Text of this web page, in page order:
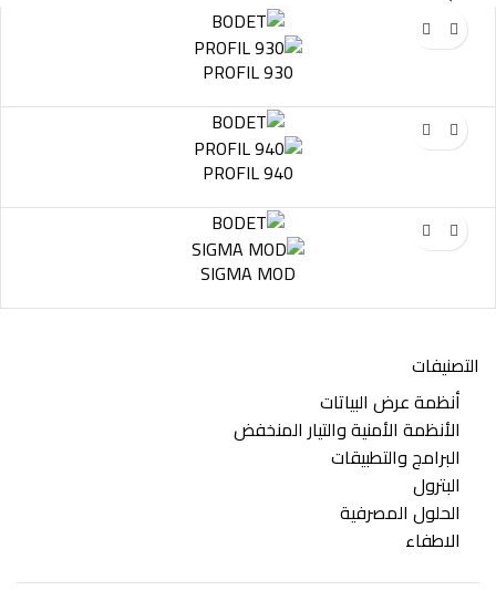
التصنيفات
أنظمة عرض البياتات
الأنظمة الأمنية والتيار المنخفض
البرامج والتطبيقات
البترول
الحلول المصرفية
الاطفاء
PROFIL 930
PROFIL 940
SIGMA MOD